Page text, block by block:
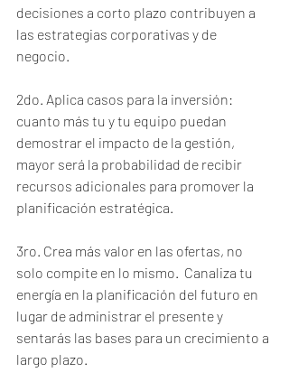
decisiones a corto plazo contribuyen a
las estrategias corporativas y de
negocio.
2do. Aplica casos para la inversión:
cuanto más tu y tu equipo puedan
demostrar el impacto de la gestión,
mayor será la probabilidad de recibir
recursos adicionales para promover la
planificación estratégica.
3ro. Crea más valor en las ofertas, no
solo compite en lo mismo.  Canaliza tu
energía en la planificación del futuro en
lugar de administrar el presente y
sentarás las bases para un crecimiento a
largo plazo.